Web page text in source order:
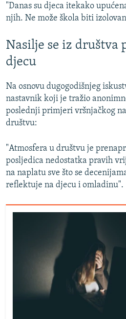
"Danas su djeca itekako
njih. Ne može škola biti
Nasilje se iz društva
djecu
Na osnovu dugogodišnjeg
nastavnik koji je tražio
poslednji primjeri vršnjačkog
društvu:
"Atmosfera u društvu je
posljedica nedostatka pravih
na naplatu sve što se
reflektuje na djecu i omladinu".